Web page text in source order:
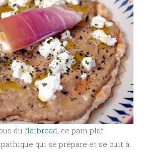
du flatbread, ce pain plat
qui se prépare et se cuit à